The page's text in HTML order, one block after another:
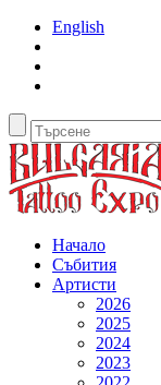
English
Начало
Събития
Артисти
2026
2025
2024
2023